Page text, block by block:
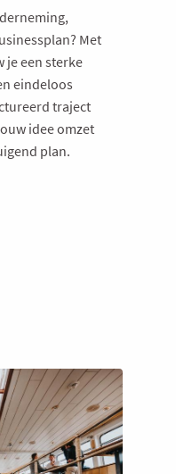
Met
je een sterke
eindeloos
traject
idee omzet
plan.